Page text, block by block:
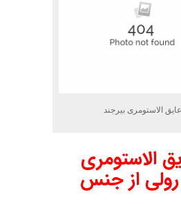
عایق الاستومری بیرجند
الاستومری
از جنس